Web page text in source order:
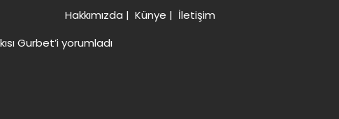
Hakkımızda | Künye | İletişim
Gurbet’i yorumladı